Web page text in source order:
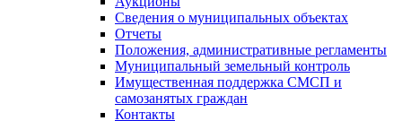
Сведения о муниципальных объектах
Отчеты
Положения, административные регламенты
Муниципальный земельный контроль
Имущественная поддержка СМСП и
самозанятых граждан
Контакты